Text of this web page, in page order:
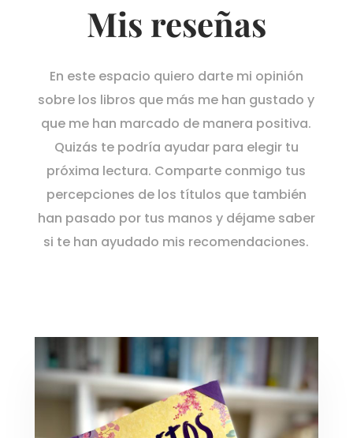
Mis reseñas
En este espacio quiero darte mi opinión
sobre los libros que más me han gustado y
que me han marcado de manera positiva.
Quizás te podría ayudar para elegir tu
próxima lectura. Comparte conmigo tus
percepciones de los títulos que también
han pasado por tus manos y déjame saber
si te han ayudado mis recomendaciones.